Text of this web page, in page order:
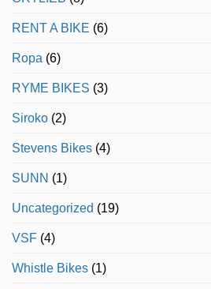
RENT A BIKE (6)
Ropa (6)
RYME BIKES (3)
Siroko (2)
Stevens Bikes (4)
SUNN (1)
Uncategorized (19)
VSF (4)
Whistle Bikes (1)